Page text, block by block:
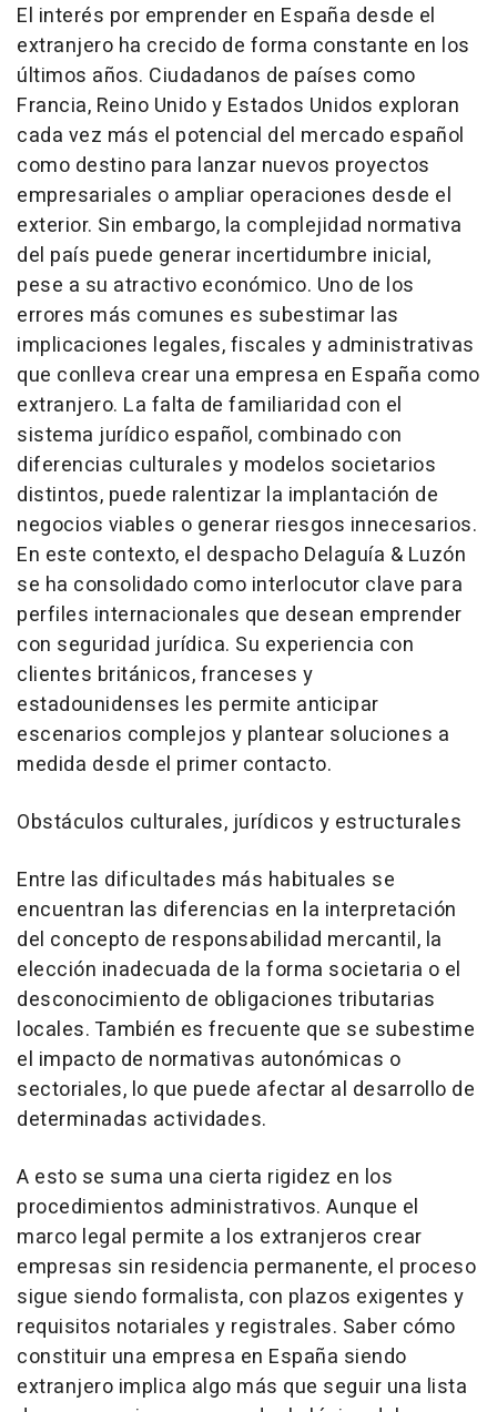
El interés por emprender en España desde el
extranjero ha crecido de forma constante en los
últimos años. Ciudadanos de países como
Francia, Reino Unido y Estados Unidos exploran
cada vez más el potencial del mercado español
como destino para lanzar nuevos proyectos
empresariales o ampliar operaciones desde el
exterior. Sin embargo, la complejidad normativa
del país puede generar incertidumbre inicial,
pese a su atractivo económico. Uno de los
errores más comunes es subestimar las
implicaciones legales, fiscales y administrativas
que conlleva crear una empresa en España como
extranjero. La falta de familiaridad con el
sistema jurídico español, combinado con
diferencias culturales y modelos societarios
distintos, puede ralentizar la implantación de
negocios viables o generar riesgos innecesarios.
En este contexto, el despacho Delaguía & Luzón
se ha consolidado como interlocutor clave para
perfiles internacionales que desean emprender
con seguridad jurídica. Su experiencia con
clientes británicos, franceses y
estadounidenses les permite anticipar
escenarios complejos y plantear soluciones a
medida desde el primer contacto.
Obstáculos culturales, jurídicos y estructurales
Entre las dificultades más habituales se
encuentran las diferencias en la interpretación
del concepto de responsabilidad mercantil, la
elección inadecuada de la forma societaria o el
desconocimiento de obligaciones tributarias
locales. También es frecuente que se subestime
el impacto de normativas autonómicas o
sectoriales, lo que puede afectar al desarrollo de
determinadas actividades.
A esto se suma una cierta rigidez en los
procedimientos administrativos. Aunque el
marco legal permite a los extranjeros crear
empresas sin residencia permanente, el proceso
sigue siendo formalista, con plazos exigentes y
requisitos notariales y registrales. Saber cómo
constituir una empresa en España siendo
extranjero implica algo más que seguir una lista